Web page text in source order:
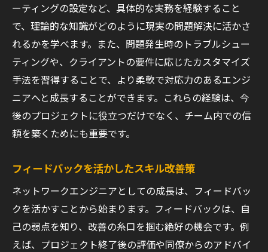
ーティングの設定など、具体的な実務を経験すること
で、理論的な知識がどのように現実の問題解決に活かさ
れるかを学べます。また、問題発生時のトラブルシュー
ティングや、クライアントの要件に応じたカスタマイズ
手法を習得することで、より柔軟で対応力のあるエンジ
ニアへと成長することができます。これらの経験は、今
後のプロジェクトに役立つだけでなく、チーム内での信
頼を築くためにも重要です。
フィードバックを活かしたスキル改善策
ネットワークエンジニアとしての成長は、フィードバッ
クを活かすことから始まります。フィードバックは、自
己の弱点を知り、改善の糸口を掴む絶好の機会です。例
えば、プロジェクト終了後の評価や同僚からのアドバイ